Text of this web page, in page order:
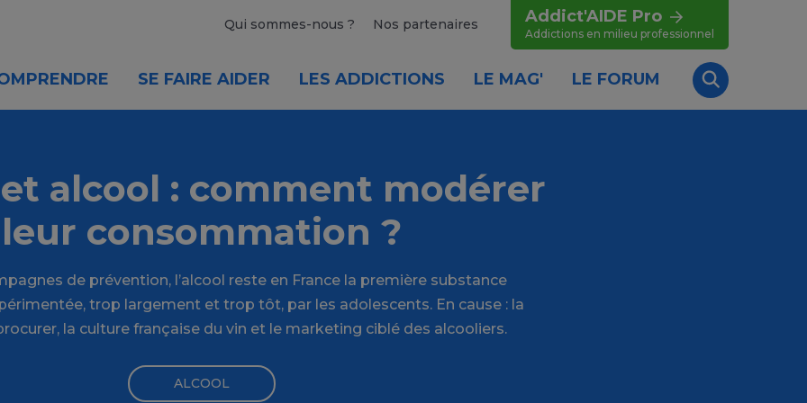
Qui sommes-nous ? Nos partenaires Addict'AIDE Pro
Addictions en milieu professionnel
SE FAIRE AIDER LES ADDICTIONS LE MAG' LE FORUM
Recherche
alcool : comment modérer
leur consommation ?
de prévention, l’alcool reste en France la première substance
trop largement et trop tôt, par les adolescents. En cause : la
la culture française du vin et le marketing ciblé des alcooliers.
ALCOOL